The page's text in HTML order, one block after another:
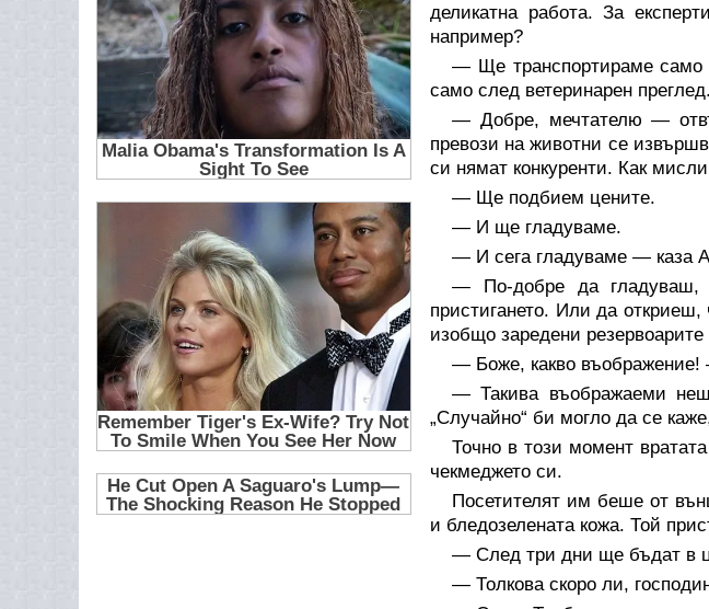
деликатна работа. За
например?
— Ще транспортираме
само след ветеринарен
— Добре, мечтателю —
превози на животни се
си нямат конкуренти. Как
— Ще подбием цените.
— И ще гладуваме.
— И сега гладуваме — каза
— По-добре да гладуваш,
пристигането. Или да
изобщо заредени резервоарите
— Боже, какво
— Такива въображаеми
„Случайно“ би могло да се
Точно в този момент
чекмеджето си.
Посетителят им беше от
и бледозелената кожа. Той
— След три дни ще бъдат в
— Толкова скоро ли,